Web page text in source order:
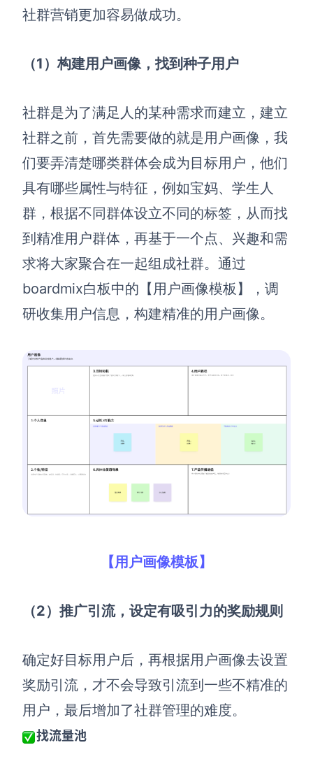
解决方案
素材整理
在线白板
涂鸦画板
敏捷实践
在线绘图
路线图
ER图
UML图
数据流图
情绪板
AI创作
AI生成鱼骨图
AI生成组织结构图
AI生成商业画布
AI生成PEST分析
AI生成平衡计分卡
AI生成时间管理四象限
AI生成胜任力模型
社群营销更加容易做成功。
（1）构建用户画像， 找到种子用户
社群是为了满足人的某种需求而建立，建立
社群之前，首先需要做的就是用户画像，我
们要弄清楚哪类群体会成为目标用户，他们
具有哪些属性与特征，例如宝妈、学生人
群，根据不同群体设立不同的标签，从而找
到精准用户群体，再基于一个点、兴趣和需
求将大家聚合在一起组成社群。 通过
boardmix白板中的 【 用户画像模板 】 ， 调
研收集用户信息，构建精准的用户画像。
【用户画像模板】
（2）推广引流， 设定有吸引力的奖励规则
确定好目标用户后，再根据用户画像去设置
奖励引流，才不会导致引流到一些不精准的
用户，最后增加了社群管理的难度。
找流量池